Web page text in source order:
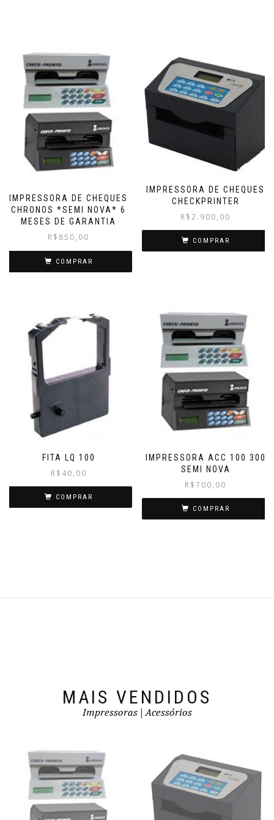
IMPRESSORA DE CHEQUES
CHRONOS *SEMI NOVA* 6
MESES DE GARANTIA
R$ 850,00
COMPRAR
IMPRESSORA DE CHEQUES
CHECKPRINTER
R$2.900,00
COMPRAR
FITA LQ 100
R$ 40,00
COMPRAR
IMPRESSORA ACC 100 300
SEMI NOVA
R$700,00
COMPRAR
MAIS VENDIDOS
Impressoras | Acessórios